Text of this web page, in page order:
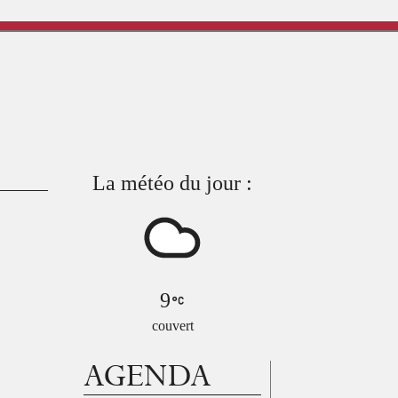
La météo du jour :
9
couvert
AGENDA